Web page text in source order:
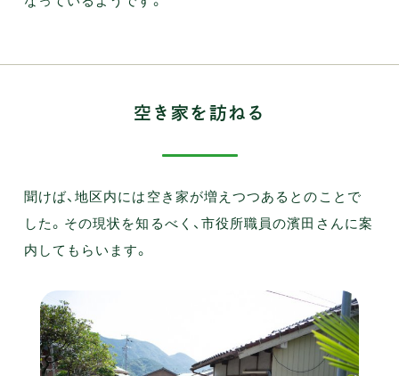
空き家を訪ねる
聞けば、地区内には空き家が増えつつあるとのことで
した。その現状を知るべく、市役所職員の濱田さんに案
内してもらいます。